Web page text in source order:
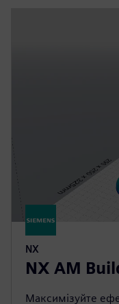
NX
NX AM
Максимізуйте